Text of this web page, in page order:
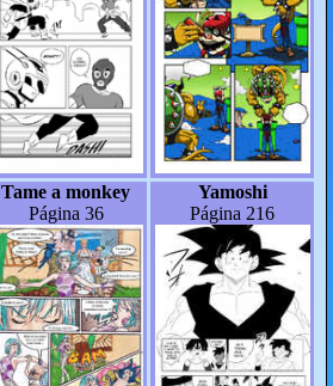
Tame a monkey
Página 36
Yamoshi
Página 216